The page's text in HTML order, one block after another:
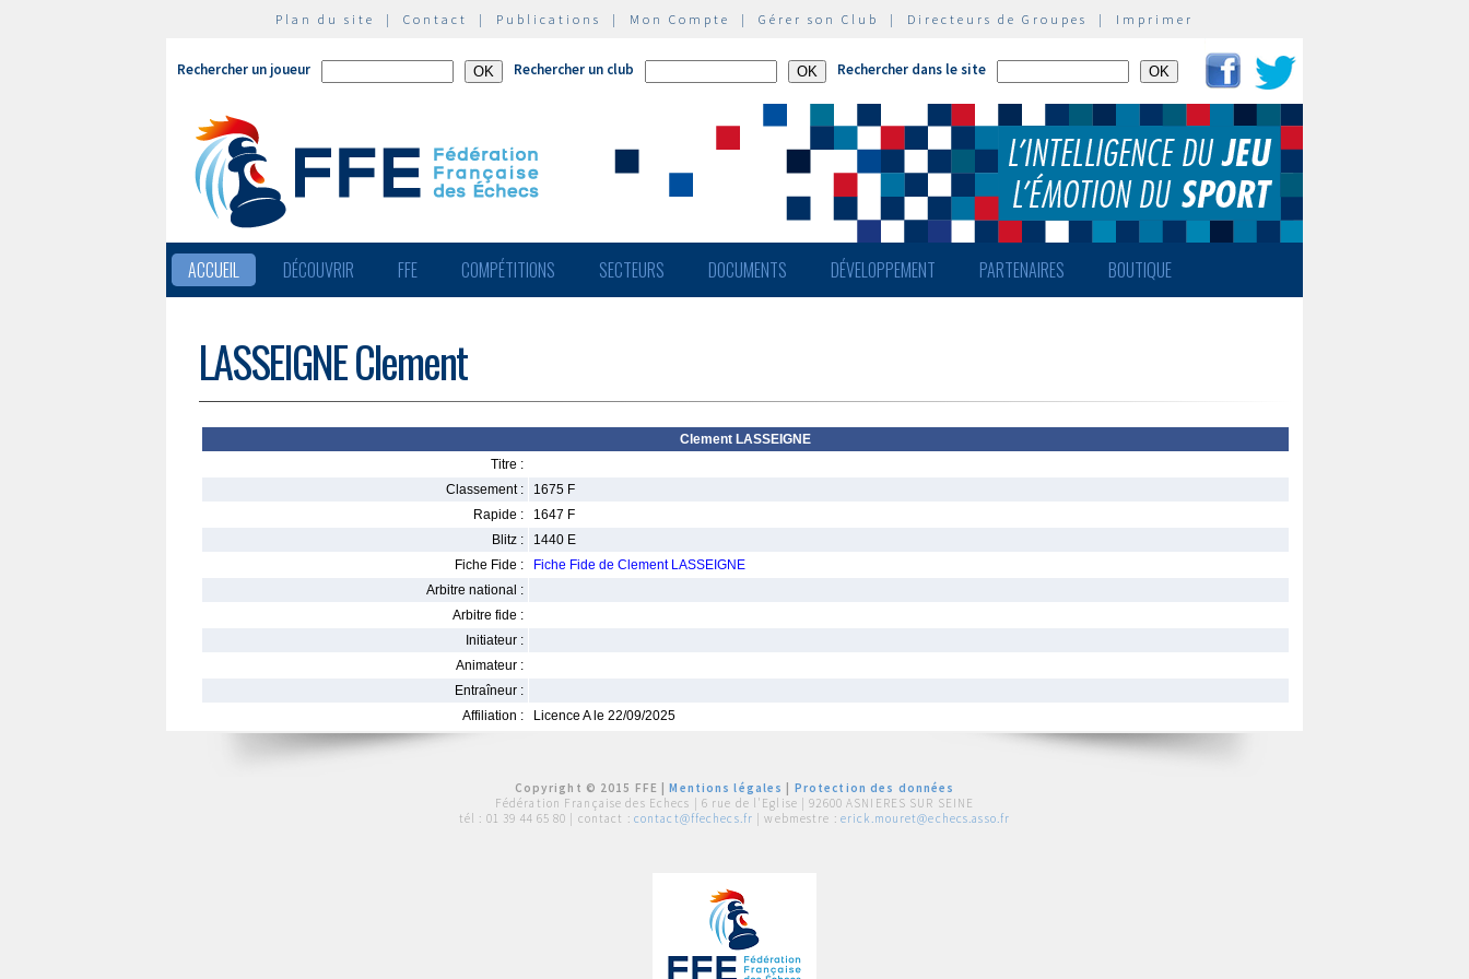
Plan du site | Contact | Publications | Mon Compte | Gérer son Club | Directeurs de Groupes | Imprimer
Rechercher un joueur Rechercher un club Rechercher dans le site
ACCUEIL DÉCOUVRIR FFE COMPÉTITIONS SECTEURS DOCUMENTS DÉVELOPPEMENT PARTENAIRES BOUTIQUE
LASSEIGNE Clement
Clement LASSEIGNE
Titre :
Classement :
1675 F
Rapide :
1647 F
Blitz :
1440 E
Fiche Fide :
Fiche Fide de Clement LASSEIGNE
Arbitre national :
Arbitre fide :
Initiateur :
Animateur :
Entraîneur :
Affiliation :
Licence A le 22/09/2025
Copyright © 2015 FFE |Mentions légales
Protection des données
Fédération Française des Echecs | 6 rue de l'Eglise | 92600 ASNIERES SUR SEINE
tél : 01 39 44 65 80 | contact : contact@ffechecs.fr | webmestre : erick.mouret@echecs.asso.fr